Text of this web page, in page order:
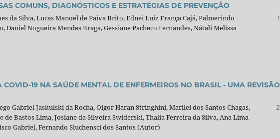
COMUNS, DIAGNÓSTICOS E ESTRATÉGIAS DE PREVENÇÃO
da Silva, Lucas Manoel de Paiva Brito, Ednei Luiz França Cajá, Palmerindo
Daniel Nogueira Mendes Braga, Gessiane Pacheco Fernandes, Nátali Melissa
19 NA SAÚDE MENTAL DE ENFERMEIROS NO BRASIL - UMA REVISÃO
Gabriel Jaskulski da Rocha, Oigor Haran Stringhini, Marilei dos Santos Chagas,
Bastos Lima, Josiane da Silveira Swiderski, Thalia Ferreira da Silva, Ana Lima
Gabriel, Fernando Sluchensci dos Santos (Autor)